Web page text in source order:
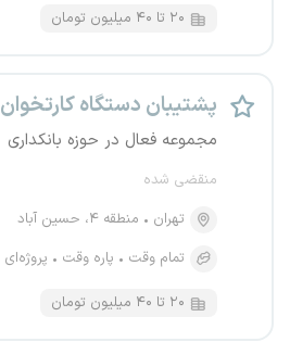
۲۰ تا ۴۰ میلیون تومان
پشتیبان دستگاه کارتخوان
مجموعه فعال در حوزه بانکداری
منقضی شده
تهران
منطقه ۴، حسین آباد
تمام وقت
پاره وقت پروژه‌ای
۲۰ تا ۴۰ میلیون تومان